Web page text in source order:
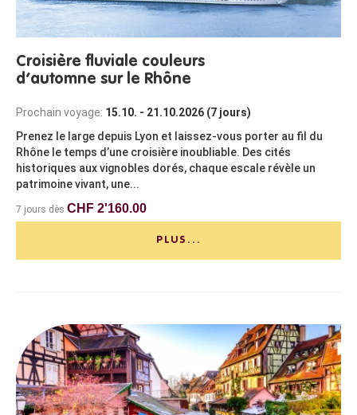
Croisière fluviale couleurs
d’automne sur le Rhône
Prochain voyage: 15.10. - 21.10.2026 (7 jours)
Prenez le large depuis Lyon et laissez-vous porter au fil du
Rhône le temps d’une croisière inoubliable. Des cités
historiques aux vignobles dorés, chaque escale révèle un
patrimoine vivant, une...
7 jours dès CHF 2'160.00
PLUS...